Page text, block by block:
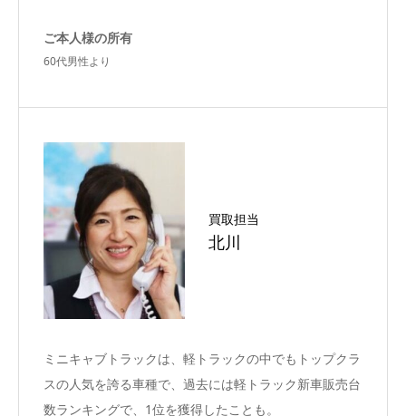
ご本人様の所有
60代男性より
買取担当
北川
ミニキャブトラックは、軽トラックの中でもトップクラ
スの人気を誇る車種で、過去には軽トラック新車販売台
数ランキングで、1位を獲得したことも。